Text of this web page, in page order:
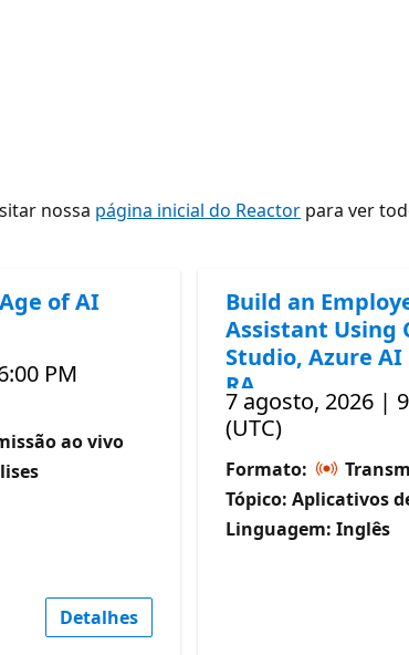
nossa página inicial do Reactor para ver
of AI
PM
ao vivo
Detalhes
Build an
Assistant Using
Studio, Azure AI
RA
7 agosto, 2026 |
(UTC)
Formato:
Tópico: Aplicativos
Linguagem: Inglês